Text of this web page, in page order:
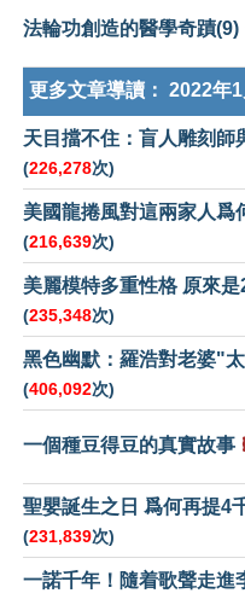
法輪功創造的醫學奇蹟(9)
更多文章導讀： 2022年1
天目擋不住：盲人雕刻師
(226,278次)
美國龍捲風對這兩家人爲
(216,639次)
美麗模特多重性格 原來
(235,348次)
黑色幽默：羅浩對老婆"
(406,092次)
一個種豆得豆的真實故事
聖嬰誕生之日 爲何再提4
(231,839次)
一諾千年！隨着歌聲走進